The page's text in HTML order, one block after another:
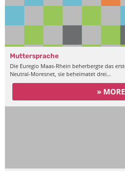
Muttersprache
Die Euregio Maas-Rhein beherbergte das
Neutral-Moresnet, sie beheimatet drei…
» MORE